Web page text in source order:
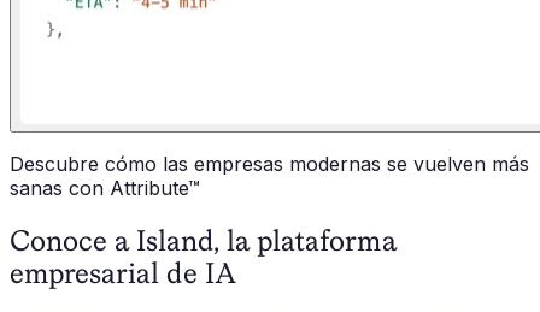
Descubre cómo las empresas modernas se vuelven más
sanas con Attribute™
Conoce a Island, la plataforma
empresarial de IA